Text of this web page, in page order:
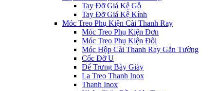
Tay Đỡ Giá Kệ Gỗ
Tay Đỡ Giá Kệ Kính
Móc Treo Phụ Kiện Cài Thanh Ray
Móc Treo Phụ Kiện Đơn
Móc Treo Phụ Kiện Đôi
Móc Hộp Cài Thanh Ray Gắn Tường
Cốc Đỡ U
Đế Trưng Bày Giày
La Treo Thanh Inox
Thanh Inox